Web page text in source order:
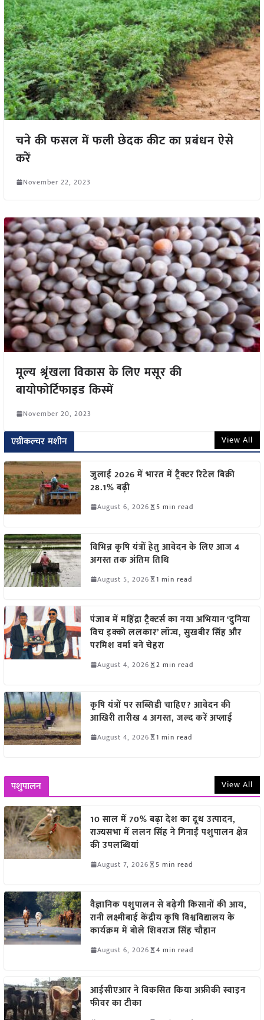
चने की फसल में फली छेदक कीट का प्रबंधन ऐसे
करें
November 22, 2023
मूल्य श्रृंखला विकास के लिए मसूर की
बायोफोर्टिफाइड किस्में
November 20, 2023
एग्रीकल्चर मशीन View All
जुलाई 2026 में भारत में ट्रैक्टर रिटेल बिक्री
28.1% बढ़ी
August 6, 2026 5 min read
विभिन्न कृषि यंत्रों हेतु आवेदन के लिए आज 4
अगस्त तक अंतिम तिथि
August 5, 2026 1 min read
पंजाब में महिंद्रा ट्रैक्टर्स का नया अभियान ‘दुनिया
विच इक्को ललकार’ लॉन्च, सुखबीर सिंह और
परमिश वर्मा बने चेहरा
August 4, 2026 2 min read
कृषि यंत्रों पर सब्सिडी चाहिए? आवेदन की
आखिरी तारीख 4 अगस्त, जल्द करें अप्लाई
August 4, 2026 1 min read
पशुपालन View All
10 साल में 70% बढ़ा देश का दूध उत्पादन,
राज्यसभा में ललन सिंह ने गिनाईं पशुपालन क्षेत्र
की उपलब्धियां
August 7, 2026 5 min read
वैज्ञानिक पशुपालन से बढ़ेगी किसानों की आय,
रानी लक्ष्मीबाई केंद्रीय कृषि विश्वविद्यालय के
कार्यक्रम में बोले शिवराज सिंह चौहान
August 6, 2026 4 min read
आईसीएआर ने विकसित किया अफ्रीकी स्वाइन
फीवर का टीका